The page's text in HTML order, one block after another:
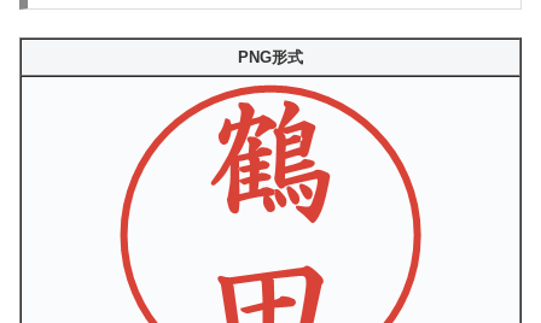
PNG形式